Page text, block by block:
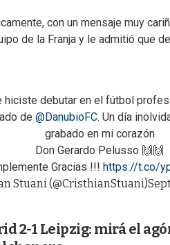
con un mensaje muy
de la Franja y le admitió que
hiciste debutar en el fútbol
de @DanubioFC. Un día
grabado en mi corazón
Don Gerardo Pelusso 🙌🙌
Gracias !!! https://t.co/
Stuani (@CristhianStuani)
2-1 Leipzig: mirá el